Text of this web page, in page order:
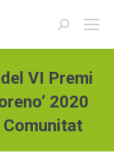
Buscar:
VI Premi
2020
Comunitat